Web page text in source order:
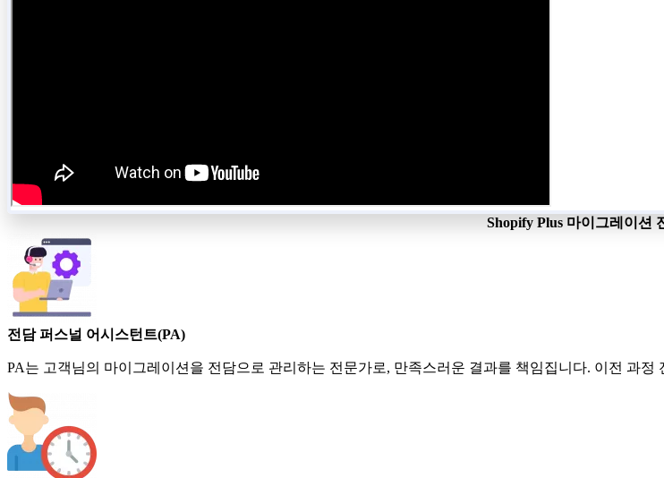
Shopify Plus 마이그레이션
전담 퍼스널 어시스턴트(PA)
PA는 고객님의 마이그레이션을 전담으로 관리하는 전문가로, 만족스러운 결과를 책임집니다. 이전 과